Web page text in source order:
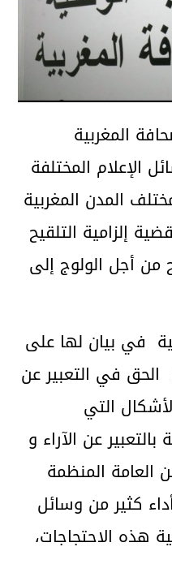
المغربية
الإعلام المختلفة
المدن المغربية
إلزامية التلقيح
من أجل الولوج إلى
في بيان لها على
الحق في التعبير عن
التي
عن الآراء و
العامة المنظمة
كثير من وسائل
هذه الاحتجاجات،